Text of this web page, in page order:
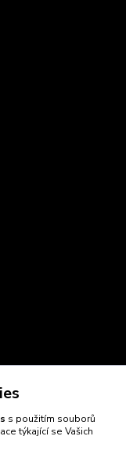
s použitím souborů
týkající se Vašich